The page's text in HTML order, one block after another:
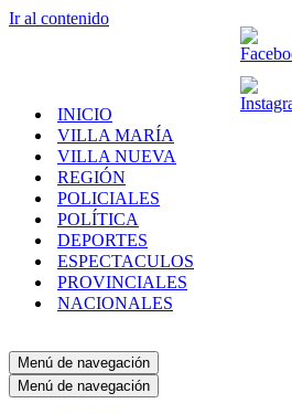
Ir al contenido
INICIO
VILLA MARÍA
VILLA NUEVA
REGIÓN
POLICIALES
POLÍTICA
DEPORTES
ESPECTACULOS
PROVINCIALES
NACIONALES
Menú de navegación
Menú de navegación